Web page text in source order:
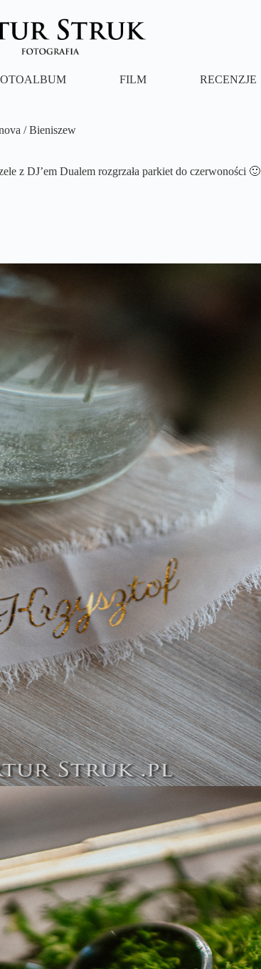
FILM RECENZJE
/ Bieniszew
z DJ’em Dualem rozgrzała parkiet do czerwoności 🙂